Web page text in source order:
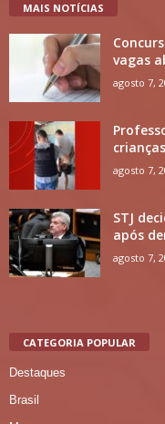
MAIS NOTÍCIAS
vagas
agosto 7,
agosto 7,
STJ
após
agosto 7,
CATEGORIA POPULAR
Destaques
Brasil